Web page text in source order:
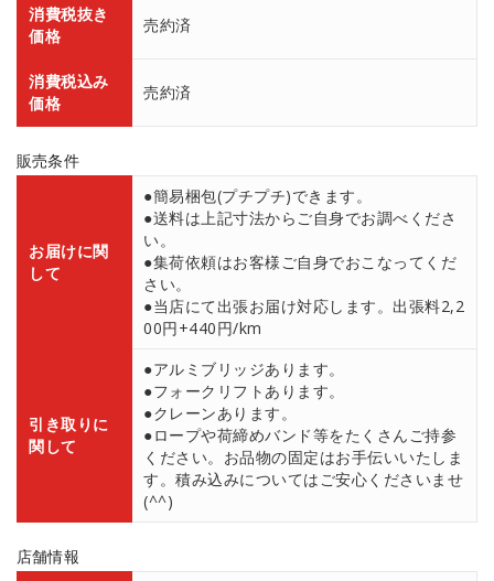
消費税抜き
価格
売約済
消費税込み
価格
売約済
販売条件
お届けに関
して
●簡易梱包(プチプチ)できます。
●送料は上記寸法からご自身でお調べくださ
い。
●集荷依頼はお客様ご自身でおこなってくだ
さい。
●当店にて出張お届け対応します。出張料2,2
00円+440円/km
引き取りに
関して
●アルミブリッジあります。
●フォークリフトあります。
●クレーンあります。
●ロープや荷締めバンド等をたくさんご持参
ください。お品物の固定はお手伝いいたしま
す。積み込みについてはご安心くださいませ
(^^)
店舗情報